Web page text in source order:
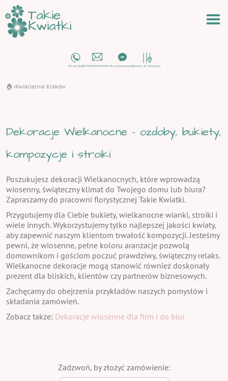
🏠 ›Kwiaciarnia Kraków
Dekoracje Wielkanocne - ozdoby, bukiety,
kompozycje i stroiki
Poszukujesz dekoracji Wielkanocnych, które wprowadzą
wiosenny, świąteczny klimat do Twojego domu lub biura?
Zapraszamy do pracowni florystycznej Takie Kwiatki.
Przygotujemy dla Ciebie bukiety, wielkanocne wianki, stroiki i
wiele innych. Wykorzystujemy tylko najlepszej jakości kwiaty,
aby zapewnić naszym klientom trwałość kompozycji. Jesteśmy
pewni, że wiosenne, pełne koloru aranżacje pozwolą
domownikom i gościom poczuć prawdziwy, świąteczny relaks.
Wielkanocne dekoracje mogą stanowić również doskonały
prezent dla bliskich, klientów czy partnerów biznesowych.
Zachęcamy do obejrzenia przykładów naszych pomysłów i
składania zamówień.
Zobacz także: Dekoracje wiosenne dla firm i do biur
Zadzwoń, by złożyć zamówienie: